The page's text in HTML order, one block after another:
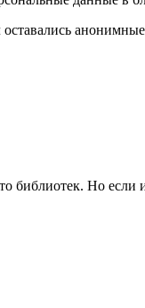
библиотек. Но если